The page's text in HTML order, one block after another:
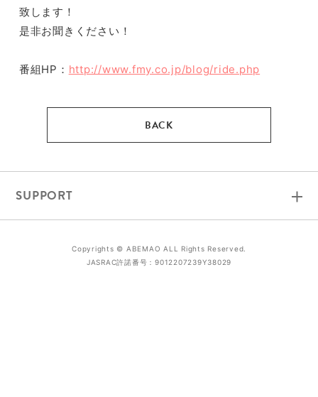
致します！
是非お聞きください！
番組HP： http://www.fmy.co.jp/blog/ride.php
SUPPORT
Copyrights ©︎ ABEMAO ALL Rights Reserved.
JASRAC許諾番号：9012207239Y38029